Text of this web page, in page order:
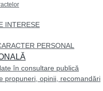
INTERESE
PERSONAL
în consultare publică
propuneri, opinii, recomandări